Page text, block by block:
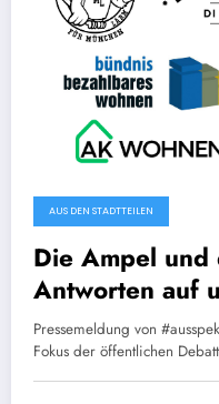
AUS DEN STADTTEILEN
Die Ampel und
Antworten auf
Fraktionen
Pressemeldung von
Fokus der öffentlichen